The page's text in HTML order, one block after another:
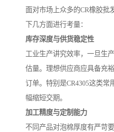
面对市场上众多的CR橡胶批
下几方面进行考量：
库存深度与供货稳定性
工业生产讲究效率，一旦生
估量。理想供应商应具备充
订单。特别是CR4305这类常
幅缩短交期。
加工精度与定制能力
不同产品对泡棉厚度有严苛